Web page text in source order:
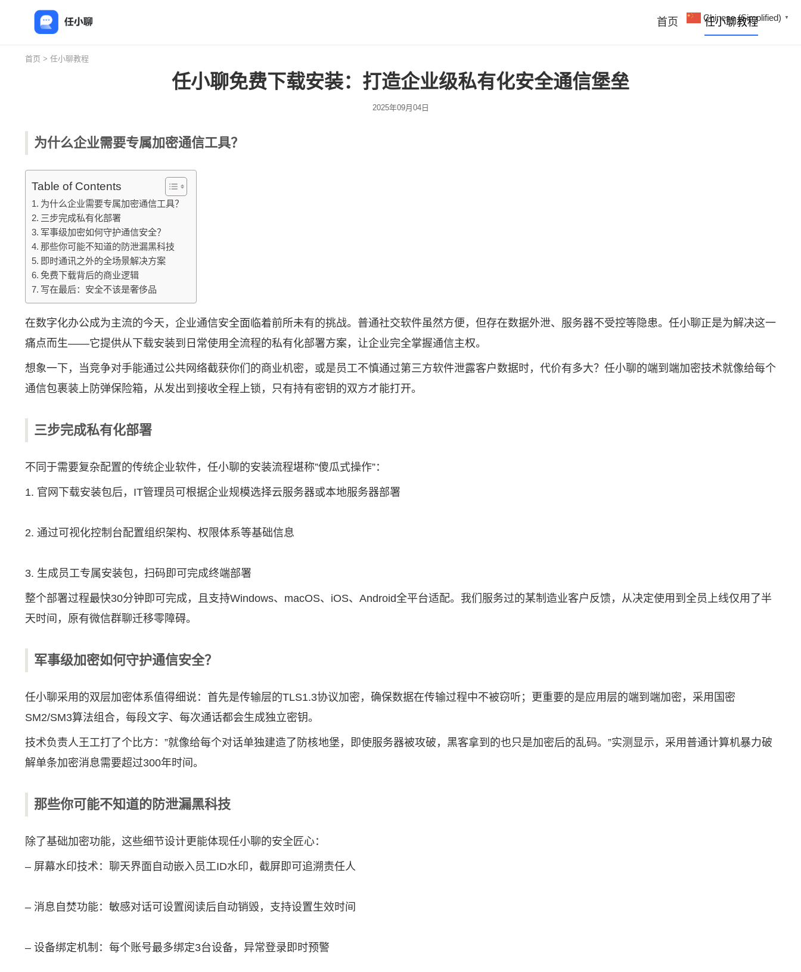
首页 任小聊教程
首页 > 任小聊教程
任小聊免费下载安装：打造企业级私有化安全通信堡垒
2025年09月04日
为什么企业需要专属加密通信工具？
Table of Contents
为什么企业需要专属加密通信工具？
三步完成私有化部署
军事级加密如何守护通信安全？
那些你可能不知道的防泄漏黑科技
即时通讯之外的全场景解决方案
免费下载背后的商业逻辑
写在最后：安全不该是奢侈品
在数字化办公成为主流的今天，企业通信安全面临着前所未有的挑战。普通社交软件虽然方便，但存在数据外泄、服务器不受控等隐患。 任小聊正是为解决这一
痛点而生——它提供从下载安装到日常使用全流程的私有化部署方案，让企业完全掌握通信主权。
想象一下，当竞争对手能通过公共网络截获你们的商业机密，或是员工不慎通过第三方软件泄露客户数据时，代价有多大？任小聊的端到端加密技术就像给每个
通信包裹装上防弹保险箱，从发出到接收全程上锁，只有持有密钥的双方才能打开。
三步完成私有化部署
不同于需要复杂配置的传统企业软件，任小聊的安装流程堪称”傻瓜式操作”：
1. 官网下载安装包后，IT管理员可根据企业规模选择云服务器或本地服务器部署
2. 通过可视化控制台配置组织架构、权限体系等基础信息
3. 生成员工专属安装包，扫码即可完成终端部署
整个部署过程最快30分钟即可完成，且支持Windows、macOS、iOS、Android全平台适配。我们服务过的某制造业客户反馈，从决定使用到全员上线仅用了半
天时间，原有微信群聊迁移零障碍。
军事级加密如何守护通信安全？
任小聊采用的双层加密体系值得细说：首先是传输层的TLS1.3协议加密，确保数据在传输过程中不被窃听；更重要的是应用层的端到端加密，采用国密
SM2/SM3算法组合，每段文字、每次通话都会生成独立密钥。
技术负责人王工打了个比方：”就像给每个对话单独建造了防核地堡，即使服务器被攻破，黑客拿到的也只是加密后的乱码。”实测显示，采用普通计算机暴力破
解单条加密消息需要超过300年时间。
那些你可能不知道的防泄漏黑科技
除了基础加密功能，这些细节设计更能体现任小聊的安全匠心：
– 屏幕水印技术：聊天界面自动嵌入员工ID水印，截屏即可追溯责任人
– 消息自焚功能：敏感对话可设置阅读后自动销毁，支持设置生效时间
– 设备绑定机制：每个账号最多绑定3台设备，异常登录即时预警
Chinese (Simplified) ▼